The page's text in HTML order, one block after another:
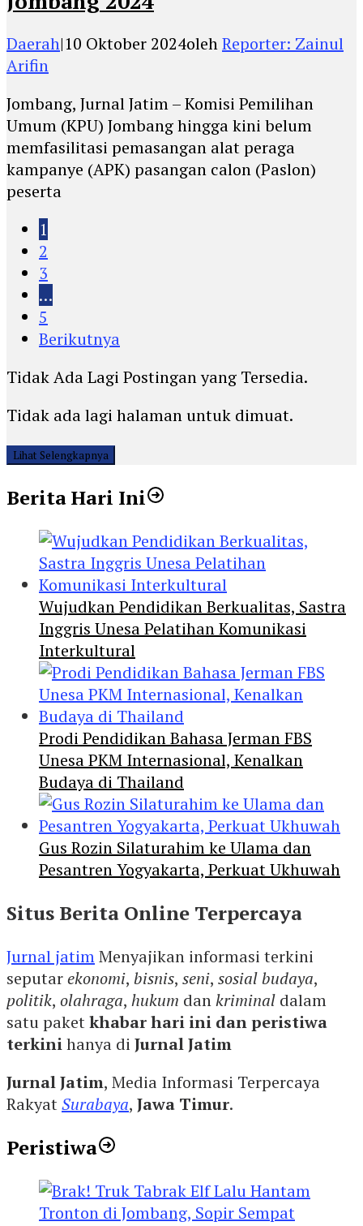
Daerah|10 Oktober 2024olehReporter: Zainul
Arifin
Jombang, Jurnal Jatim – Komisi Pemilihan
Umum (KPU) Jombang hingga kini belum
memfasilitasi pemasangan alat peraga
kampanye (APK) pasangan calon (Paslon)
peserta
1
2
3
…
5
Berikutnya
Tidak Ada Lagi Postingan yang Tersedia.
Tidak ada lagi halaman untuk dimuat.
Lihat Selengkapnya
Berita Hari Ini
Wujudkan Pendidikan Berkualitas, Sastra
Inggris Unesa Pelatihan Komunikasi
Interkultural
Prodi Pendidikan Bahasa Jerman FBS
Unesa PKM Internasional, Kenalkan
Budaya di Thailand
Gus Rozin Silaturahim ke Ulama dan
Pesantren Yogyakarta, Perkuat Ukhuwah
Situs Berita Online Terpercaya
Jurnal jatimMenyajikan informasi terkini
seputarekonomi, bisnis, seni, sosial budaya,
politik, olahraga, hukum dankriminal dalam
satu paketkhabar hari ini dan peristiwa
terkinihanya di Jurnal Jatim
Jurnal Jatim, Media Informasi Terpercaya
RakyatSurabaya, Jawa Timur.
Peristiwa